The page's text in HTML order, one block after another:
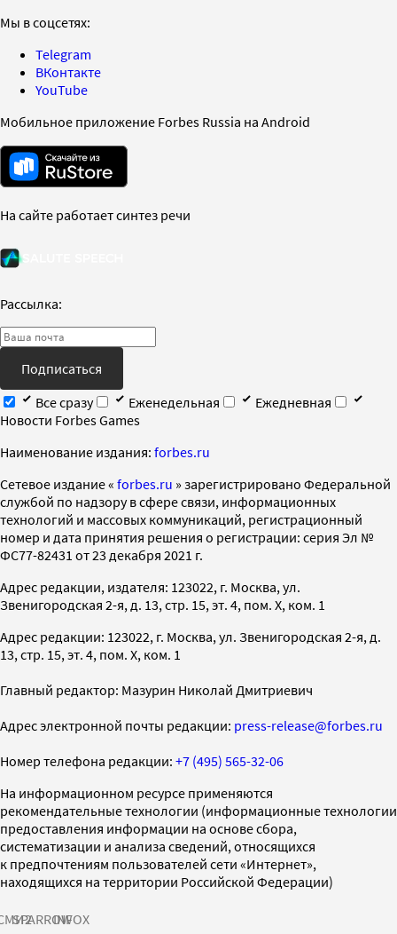
Мы в соцсетях:
Telegram
ВКонтакте
YouTube
Мобильное приложение Forbes Russia на Android
На сайте работает синтез речи
Рассылка:
Подписаться
Все сразу
Еженедельная
Ежедневная
Новости Forbes Games
Наименование издания: forbes.ru
Cетевое издание « forbes.ru » зарегистрировано Федеральной
службой по надзору в сфере связи, информационных
технологий и массовых коммуникаций, регистрационный
номер и дата принятия решения о регистрации: серия Эл №
ФС77-82431 от 23 декабря 2021 г.
Адрес редакции, издателя: 123022, г. Москва, ул.
Звенигородская 2-я, д. 13, стр. 15, эт. 4, пом. X, ком. 1
Адрес редакции: 123022, г. Москва, ул. Звенигородская 2-я, д.
13, стр. 15, эт. 4, пом. X, ком. 1
Главный редактор: Мазурин Николай Дмитриевич
Адрес электронной почты редакции: press-release@forbes.ru
Номер телефона редакции: +7 (495) 565-32-06
На информационном ресурсе применяются
рекомендательные технологии (информационные технологии
предоставления информации на основе сбора,
систематизации и анализа сведений, относящихся
к предпочтениям пользователей сети «Интернет»,
находящихся на территории Российской Федерации)
SPARROWINFOX